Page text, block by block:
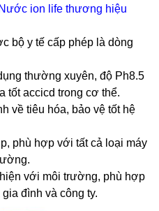
Nước ion life thương hiệu
bộ y tế cấp phép là dòng
thường xuyên, độ Ph8.5
tốt accicd trong cơ thể.
về tiêu hóa, bảo vệ tốt hệ
phù hợp với tất cả loại máy
với môi trường, phù hợp
đình và công ty.